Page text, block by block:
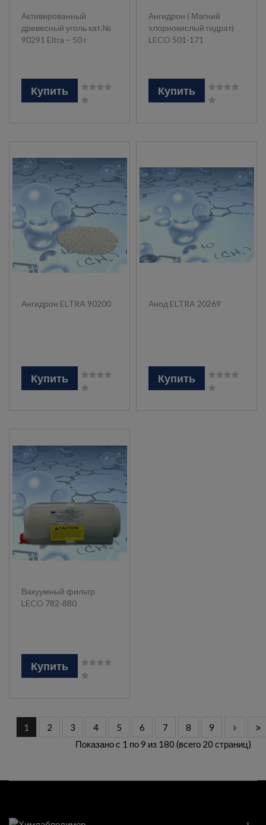
Активированный
древесный уголь кат.№
90291 Eltra – 50 г
Купить
Ангидрон ( Магний
хлорнокислый гидрат)
LECO 501-171
Купить
Ангидрон ELTRA 90200
Купить
Анод ELTRA 20269
Купить
Вакуумный фильтр
LECO 782-880
Купить
1 2 3 4 5 6 7 8
9
Показано с 1 по 9 из 180 (всего 20 страниц)